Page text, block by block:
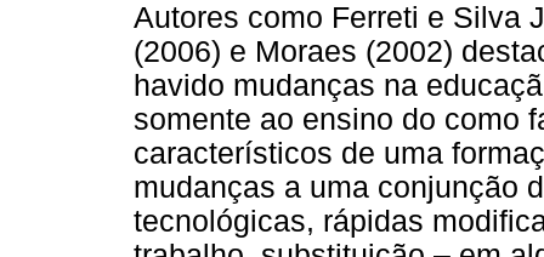
Autores como Ferreti e Silva
(2006) e Moraes (2002)
havido mudanças na
somente ao ensino do como
característicos de uma
mudanças a uma conjunção
tecnológicas, rápidas